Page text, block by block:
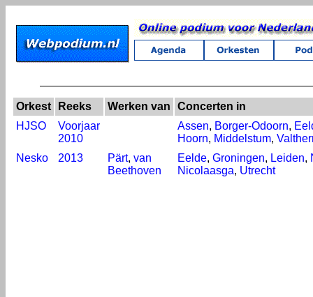
Orkest Reeks Werken van
Concerten in
HJSO
Voorjaar
2010
Assen, Borger-Odoorn,
Hoorn, Middelstum,
Nesko
2013 Pärt, van
Beethoven
Eelde, Groningen, Leiden,
Nicolaasga, Utrecht